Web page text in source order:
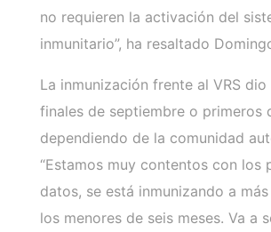
no requieren la activación del
inmunitario”, ha resaltado
La inmunización frente al VRS
finales de septiembre o primeros
dependiendo de la comunidad
“Estamos muy contentos con los
datos, se está inmunizando a
los menores de seis meses. Va a